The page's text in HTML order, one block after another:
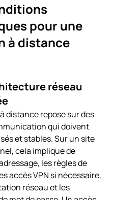
pour une
à distance
réseau
distance repose sur des
qui doivent
et stables. Sur un site
cela implique de
les règles de
accès VPN si nécessaire,
réseau et les